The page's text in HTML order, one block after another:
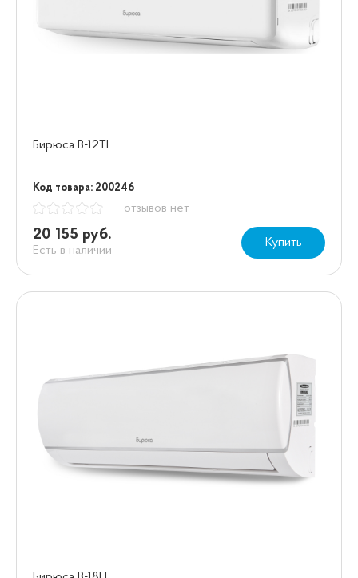
Бирюса B-12TI
Код товара: 200246
— отзывов нет
20 155 руб.
Есть в наличии
Купить